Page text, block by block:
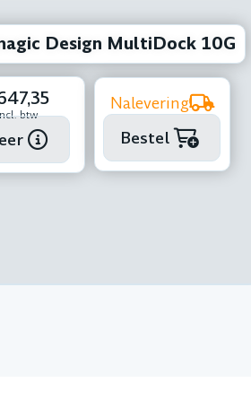
Design MultiDock 10G
btw
Nalevering
Bestel